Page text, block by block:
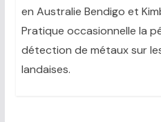
en Australie Bendigo et
Pratique occasionnelle la
détection de métaux sur
landaises.